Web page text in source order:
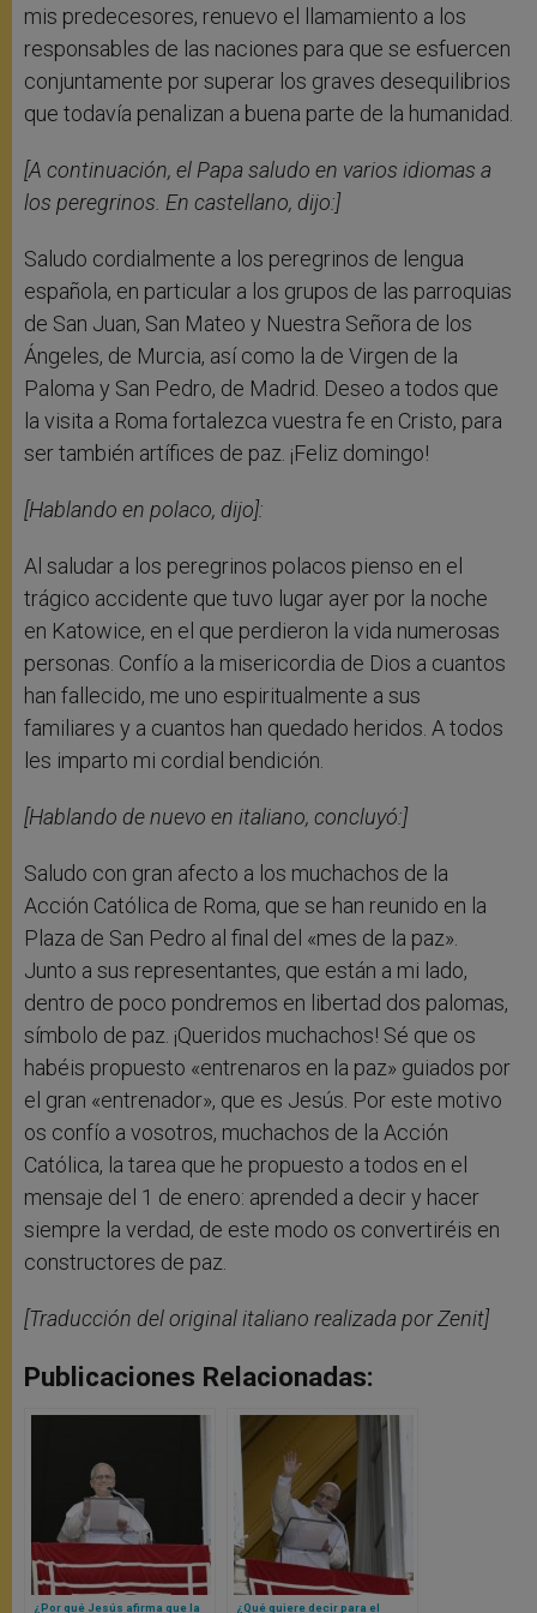
mis predecesores, renuevo el llamamiento a los
responsables de las naciones para que se esfuercen
conjuntamente por superar los graves desequilibrios
que todavía penalizan a buena parte de la humanidad.
[A continuación, el Papa saludo en varios idiomas a
los peregrinos. En castellano, dijo:]
Saludo cordialmente a los peregrinos de lengua
española, en particular a los grupos de las parroquias
de San Juan, San Mateo y Nuestra Señora de los
Ángeles, de Murcia, así como la de Virgen de la
Paloma y San Pedro, de Madrid. Deseo a todos que
la visita a Roma fortalezca vuestra fe en Cristo, para
ser también artífices de paz. ¡Feliz domingo!
[Hablando en polaco, dijo]:
Al saludar a los peregrinos polacos pienso en el
trágico accidente que tuvo lugar ayer por la noche
en Katowice, en el que perdieron la vida numerosas
personas. Confío a la misericordia de Dios a cuantos
han fallecido, me uno espiritualmente a sus
familiares y a cuantos han quedado heridos. A todos
les imparto mi cordial bendición.
[Hablando de nuevo en italiano, concluyó:]
Saludo con gran afecto a los muchachos de la
Acción Católica de Roma, que se han reunido en la
Plaza de San Pedro al final del «mes de la paz».
Junto a sus representantes, que están a mi lado,
dentro de poco pondremos en libertad dos palomas,
símbolo de paz. ¡Queridos muchachos! Sé que os
habéis propuesto «entrenaros en la paz» guiados por
el gran «entrenador», que es Jesús. Por este motivo
os confío a vosotros, muchachos de la Acción
Católica, la tarea que he propuesto a todos en el
mensaje del 1 de enero: aprended a decir y hacer
siempre la verdad, de este modo os convertiréis en
constructores de paz.
[Traducción del original italiano realizada por Zenit]
Publicaciones Relacionadas:
¿Por qué Jesús afirma que la
¿Qué quiere decir para el